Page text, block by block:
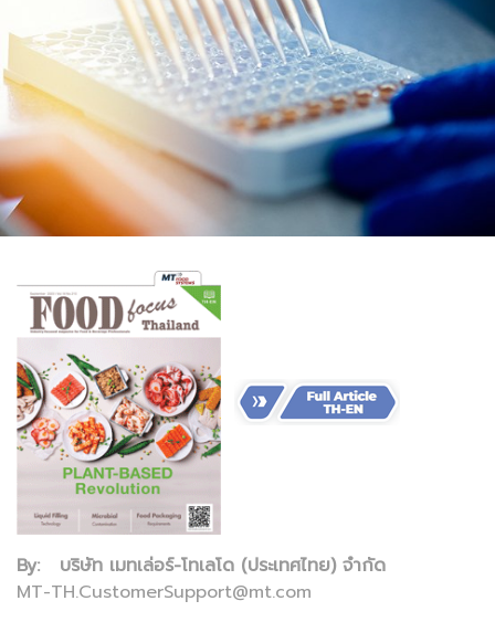
By: บริษัท เมทเล่อร์-โทเลโด (ประเทศไทย) จำกัด
MT-TH.CustomerSupport@mt.com